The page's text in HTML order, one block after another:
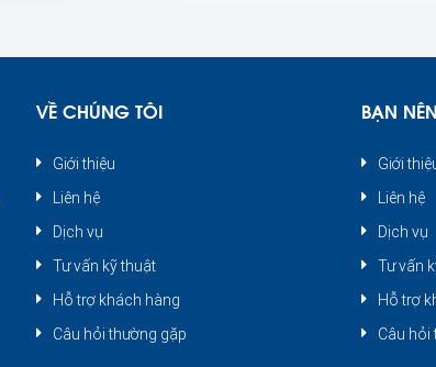
VỀ CHÚNG TÔI
Giới thiệu
Liên hệ
Dịch vụ
Tư vấn kỹ thuật
Hỗ trợ khách hàng
Câu hỏi thường gặp
BẠN
Giới
Liên hệ
Dịch vụ
Tư vấn
Hỗ trợ
Câu hỏi